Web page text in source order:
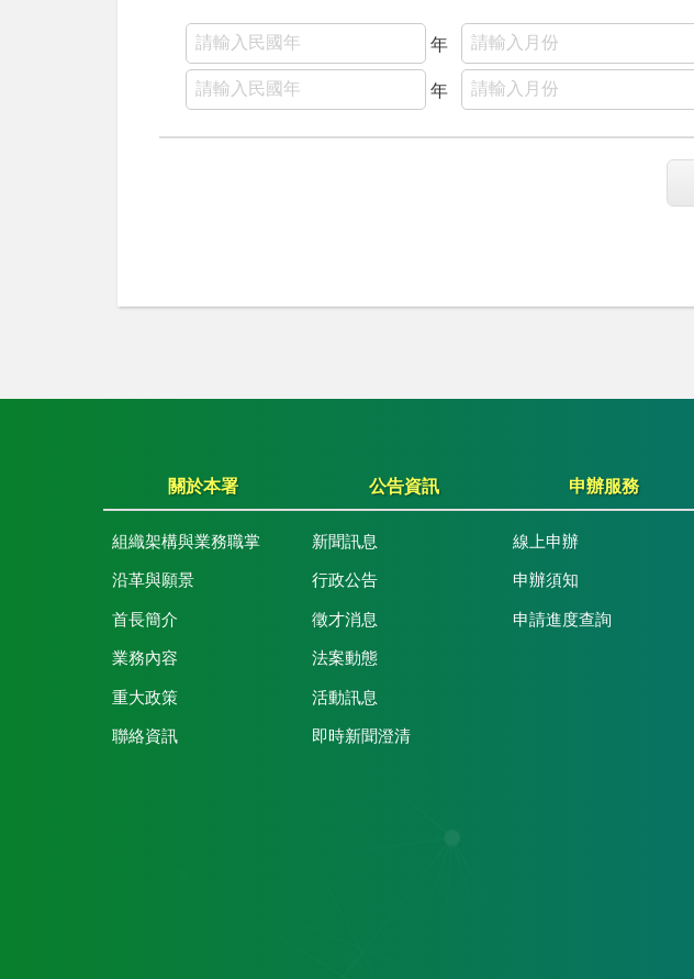
年
年
關於本署
組織架構與業務職掌
沿革與願景
首長簡介
業務內容
重大政策
聯絡資訊
公告資訊
新聞訊息
行政公告
徵才消息
法案動態
活動訊息
即時新聞澄清
申辦服務
線上申辦
申辦須知
申請進度查詢